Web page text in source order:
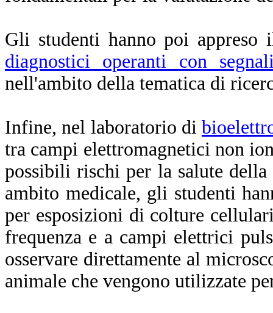
Gli studenti hanno poi
diagnostici operanti con
nell'ambito della tematica di
Infine, nel laboratorio di
tra campi elettromagnetici non
possibili rischi per la salute
ambito medicale, gli studenti
per esposizioni di colture
frequenza e a campi elettrici
osservare direttamente al
animale che vengono utilizzate